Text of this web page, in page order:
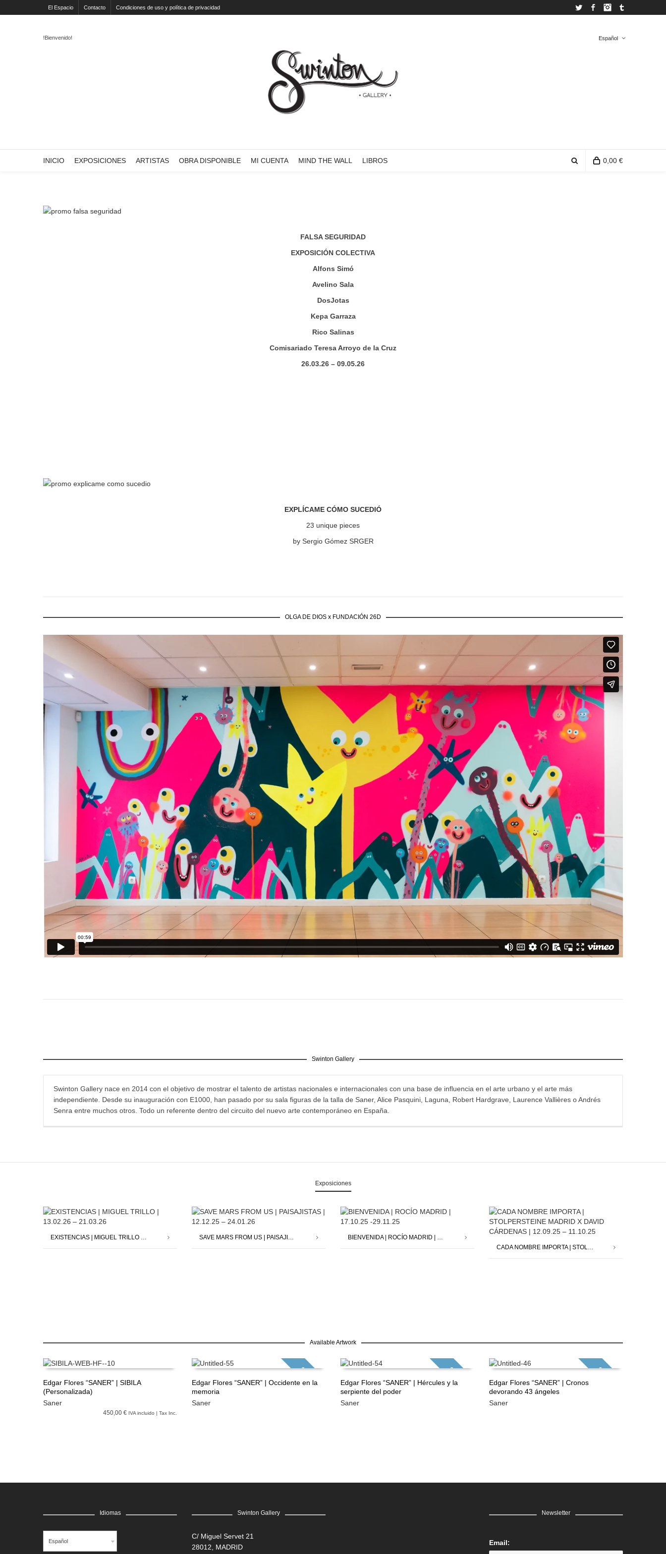
El Espacio Contacto Condiciones de uso y política de privacidad Twitter FacebookInstagram
!Bienvenido! Español
INICIO EXPOSICIONES ARTISTAS OBRA DISPONIBLE MI CUENTA MIND THE WALL LIBROS 0,00 €
FALSA SEGURIDAD
EXPOSICIÓN COLECTIVA
Alfons Simó
Avelino Sala
DosJotas
Kepa Garraza
Rico Salinas
Comisariado Teresa Arroyo de la Cruz
26.03.26 – 09.05.26
EXPLÍCAME CÓMO SUCEDIÓ
23 unique pieces
by Sergio Gómez SRGER
OLGA DE DIOS x FUNDACIÓN 26D
Swinton Gallery
Swinton Gallery nace en 2014 con el objetivo de mostrar el talento de artistas nacionales e internacionales con una base de influencia en el arte urbano y el arte más
independiente. Desde su inauguración con E1000, han pasado por su sala figuras de la talla de Saner, Alice Pasquini, Laguna, Robert Hardgrave, Laurence Vallières o Andrés
Senra entre muchos otros. Todo un referente dentro del circuito del nuevo arte contemporáneo en España.
Exposiciones
Available Artwork
Edgar Flores “SANER” | SIBILA
(Personalizada)
Saner
450,00 € IVA incluido | Tax Inc.
GRATIS
Edgar Flores “SANER” | Occidente en la
memoria
Saner
GRATIS
LEER MÁS
Edgar Flores “SANER” | Hércules y la
serpiente del poder
Saner
GRATIS
Edgar Flores “SANER” | Cronos
devorando 43 ángeles
Saner
Idiomas
Español
Swinton Gallery
C/ Miguel Servet 21
28012, MADRID
Newsletter
Email: